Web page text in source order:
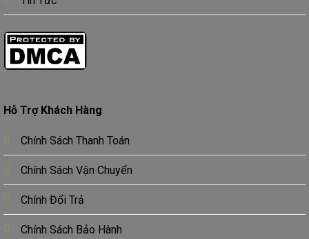
Hỗ Trợ Khách Hàng
Chính Sách Thanh Toán
Chính Sách Vận Chuyển
Chính Đổi Trả
Chính Sách Bảo Hành